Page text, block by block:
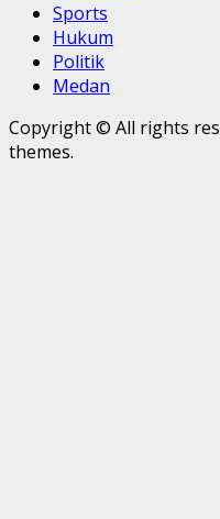
Sports
Hukum
Politik
Medan
Copyright © All rights
themes.